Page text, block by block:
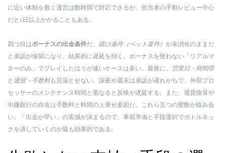
に近い体制を敷く運営は数時間で対応できるが、担当者の手動レビュー中心
だと1日以上かかることもある。
四つ目はボーナスの出金条件だ。 賭け条件（ベット要件） が未消化のままだ
と承認が保留になり、結果的に遅延を招く。ボーナスを使わない「リアルマ
ネーのみ」でプレイしたほうが速いケースは多い。最後に、
営業日・時間帯
と 通貨・手数料も見落とせない。深夜や週末は承認が遅れがちで、外部プロ
セッサーのメンテナンス時間と重なると反映が遅延する。また、通貨換算や
中継銀行の存在は手数料と時間の上乗せ要因だ。これら五つの変数が絡み合
い、「出金が早い」の実感が決まるので、事前準備と手段選択でボトルネッ
クを潰していくのが最も効果的である。